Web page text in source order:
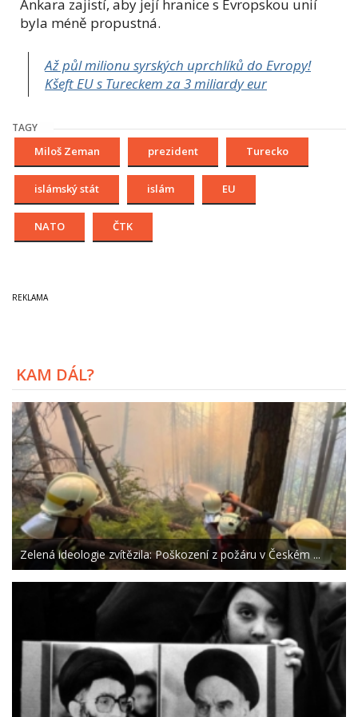
Ankara zajistí, aby její hranice s Evropskou unií
byla méně propustná.
Až půl milionu syrských uprchlíků do Evropy!
Kšeft EU s Tureckem za 3 miliardy eur
TAGY
Miloš Zeman prezident Turecko
islámský stát islám EU
NATO ČTK
KAM DÁL?
Zelená ideologie zvítězila: Poškození z požáru v Českém ...